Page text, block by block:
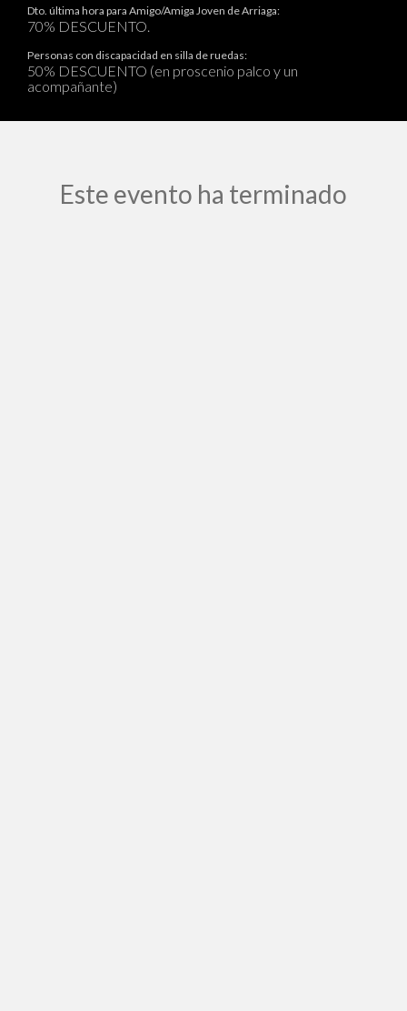
Dto. última hora para Amigo/Amiga Joven de Arriaga:
70% DESCUENTO.
Personas con discapacidad en silla de ruedas:
50% DESCUENTO (en proscenio palco y un
acompañante)
Este evento ha terminado